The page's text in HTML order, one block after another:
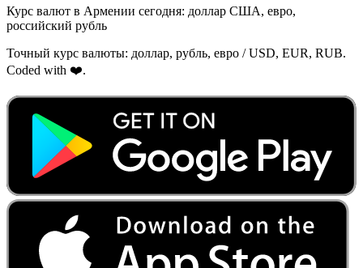
Курс валют в Армении сегодня: доллар США, евро,
российский рубль
Точный курс валюты: доллар, рубль, евро / USD, EUR, RUB.
Coded with ❤️.